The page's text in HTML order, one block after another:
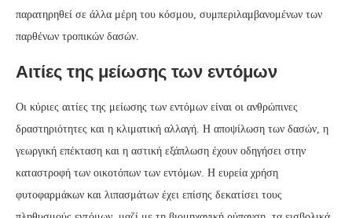
παρατηρηθεί σε άλλα μέρη του κόσμου, συμπεριλαμβανομένων των
παρθένων τροπικών δασών.
Αιτίες της μείωσης των εντόμων
Οι κύριες αιτίες της μείωσης των εντόμων είναι οι ανθρώπινες
δραστηριότητες και η κλιματική αλλαγή. Η αποψίλωση των δασών, η
γεωργική επέκταση και η αστική εξάπλωση έχουν οδηγήσει στην
καταστροφή των οικοτόπων των εντόμων. Η ευρεία χρήση
φυτοφαρμάκων και λιπασμάτων έχει επίσης δεκατίσει τους